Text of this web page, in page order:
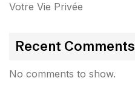
Votre Vie Privée
Recent Comments
No comments to show.